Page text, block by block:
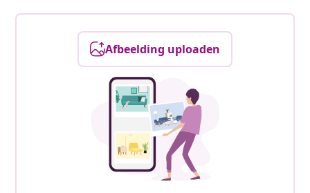
Afbeelding uploaden